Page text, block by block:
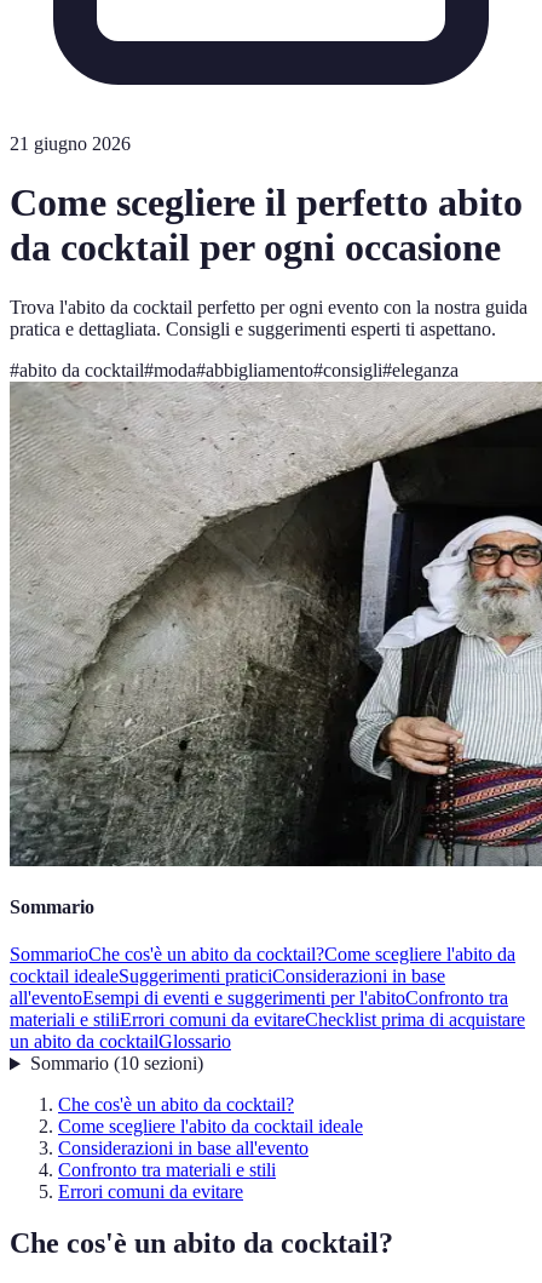
21 giugno 2026
Come scegliere il perfetto abito
da cocktail per ogni occasione
Trova l'abito da cocktail perfetto per ogni evento con la nostra guida
pratica e dettagliata. Consigli e suggerimenti esperti ti aspettano.
#abito da cocktail#moda#abbigliamento#consigli#eleganza
Sommario
SommarioChe cos'è un abito da cocktail?Come scegliere l'abito da
cocktail idealeSuggerimenti praticiConsiderazioni in base
all'eventoEsempi di eventi e suggerimenti per l'abitoConfronto tra
materiali e stiliErrori comuni da evitareChecklist prima di acquistare
un abito da cocktailGlossario
Sommario(10 sezioni)
Che cos'è un abito da cocktail?
Come scegliere l'abito da cocktail ideale
Considerazioni in base all'evento
Confronto tra materiali e stili
Errori comuni da evitare
Che cos'è un abito da cocktail?